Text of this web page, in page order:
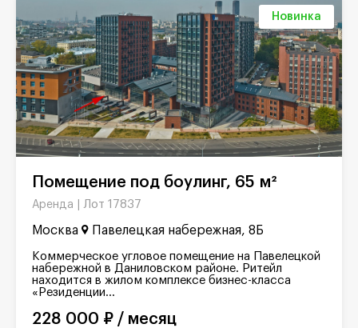
Новинка
Помещение под боулинг, 65 м²
Аренда | Лот 17837
Москва Павелецкая набережная, 8Б
Коммерческое угловое помещение на Павелецкой
набережной в Даниловском районе. Ритейл
находится в жилом комплексе бизнес-класса
«Резиденции...
228 000 ₽ / месяц